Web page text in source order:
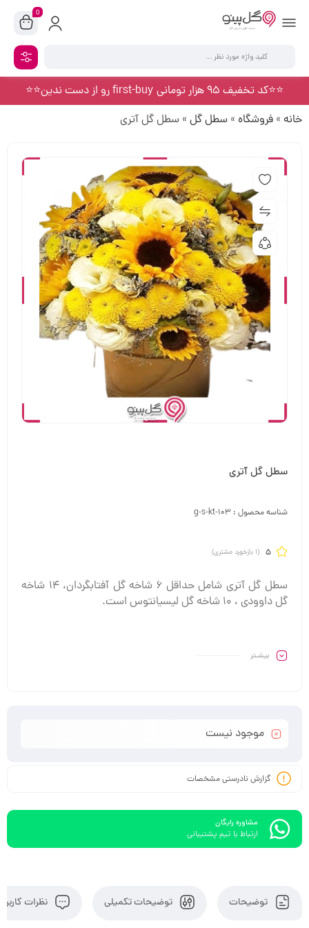
0
⭐️⭐️کد تخفیف 95 هزار تومانی first-buy رو از دست ندین⭐️⭐️
خانه » فروشگاه » سطل گل » سطل گل آتری
سطل گل آتری
شناسه محصول : g-s-kt-103
5
(
1 بازخورد مشتری)
سطل گل آتری شامل حداقل 6 شاخه گل آفتابگردان، 14 شاخه
گل داوودی ، 10 شاخه گل لیسیانتوس است.
بیشـتر
موجود نیست
گزارش نادرستی مشخصات
مشاوره رایگان
ارتباط با تیم پشتیبانی
توضیحات توضیحات تکمیلی نظرات